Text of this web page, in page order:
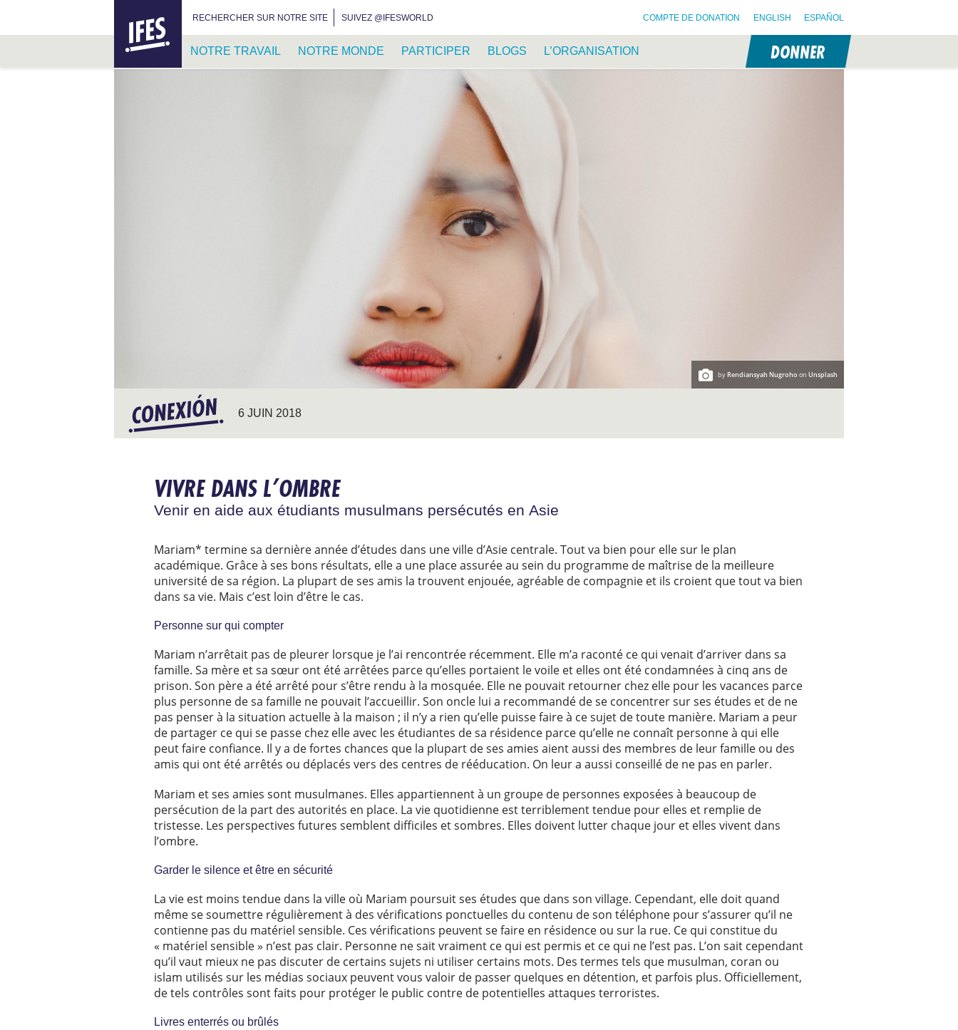
RECHERCHER SUR NOTRE SITE SUIVEZ @IFESWORLD COMPTE DE DONATION ENGLISH ESPAÑOL
INTERNATIONAL
FELLOWSHIP
OF
EVANGELICAL
NOTRE TRAVAIL NOTRE MONDE PARTICIPER BLOGS L’ORGANISATION DONNER
byRendiansyah Nugroho on Unsplash
6 JUIN 2018
VIVRE DANS L’OMBRE
Venir en aide aux étudiants musulmans persécutés en Asie
Mariam* termine sa dernière année d’études dans une ville d’Asie centrale. Tout va bien pour elle sur le plan
académique. Grâce à ses bons résultats, elle a une place assurée au sein du programme de maîtrise de la meilleure
université de sa région. La plupart de ses amis la trouvent enjouée, agréable de compagnie et ils croient que tout va bien
dans sa vie. Mais c’est loin d’être le cas.
Personne sur qui compter
Mariam n’arrêtait pas de pleurer lorsque je l’ai rencontrée récemment. Elle m’a raconté ce qui venait d’arriver dans sa
famille. Sa mère et sa sœur ont été arrêtées parce qu’elles portaient le voile et elles ont été condamnées à cinq ans de
prison. Son père a été arrêté pour s’être rendu à la mosquée. Elle ne pouvait retourner chez elle pour les vacances parce
plus personne de sa famille ne pouvait l’accueillir. Son oncle lui a recommandé de se concentrer sur ses études et de ne
pas penser à la situation actuelle à la maison ; il n’y a rien qu’elle puisse faire à ce sujet de toute manière. Mariam a peur
de partager ce qui se passe chez elle avec les étudiantes de sa résidence parce qu’elle ne connaît personne à qui elle
peut faire confiance. Il y a de fortes chances que la plupart de ses amies aient aussi des membres de leur famille ou des
amis qui ont été arrêtés ou déplacés vers des centres de rééducation. On leur a aussi conseillé de ne pas en parler.
Mariam et ses amies sont musulmanes. Elles appartiennent à un groupe de personnes exposées à beaucoup de
persécution de la part des autorités en place. La vie quotidienne est terriblement tendue pour elles et remplie de
tristesse. Les perspectives futures semblent difficiles et sombres. Elles doivent lutter chaque jour et elles vivent dans
l’ombre.
Garder le silence et être en sécurité
La vie est moins tendue dans la ville où Mariam poursuit ses études que dans son village. Cependant, elle doit quand
même se soumettre régulièrement à des vérifications ponctuelles du contenu de son téléphone pour s’assurer qu’il ne
contienne pas du matériel sensible. Ces vérifications peuvent se faire en résidence ou sur la rue. Ce qui constitue du
« matériel sensible » n’est pas clair. Personne ne sait vraiment ce qui est permis et ce qui ne l’est pas. L’on sait cependant
qu’il vaut mieux ne pas discuter de certains sujets ni utiliser certains mots. Des termes tels que musulman, coran ou
islam utilisés sur les médias sociaux peuvent vous valoir de passer quelques en détention, et parfois plus. Officiellement,
de tels contrôles sont faits pour protéger le public contre de potentielles attaques terroristes.
Livres enterrés ou brûlés